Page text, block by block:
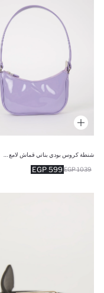
شنطة كروس بودي بناتي قماش لامع بنفسجي
599 EGP 1039 EGP